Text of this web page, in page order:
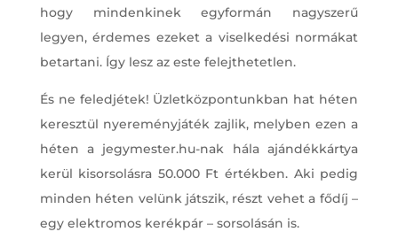
hogy mindenkinek egyformán nagyszerű
legyen, érdemes ezeket a viselkedési normákat
betartani. Így lesz az este felejthetetlen.
És ne feledjétek! Üzletközpontunkban hat héten
keresztül nyereményjáték zajlik, melyben ezen a
héten a jegymester.hu-nak hála ajándékkártya
kerül kisorsolásra 50.000 Ft értékben. Aki pedig
minden héten velünk játszik, részt vehet a fődíj –
egy elektromos kerékpár – sorsolásán is.